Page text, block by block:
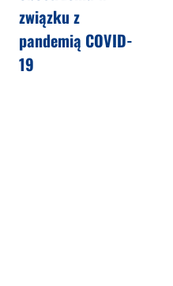
związku z
pandemią COVID-
19